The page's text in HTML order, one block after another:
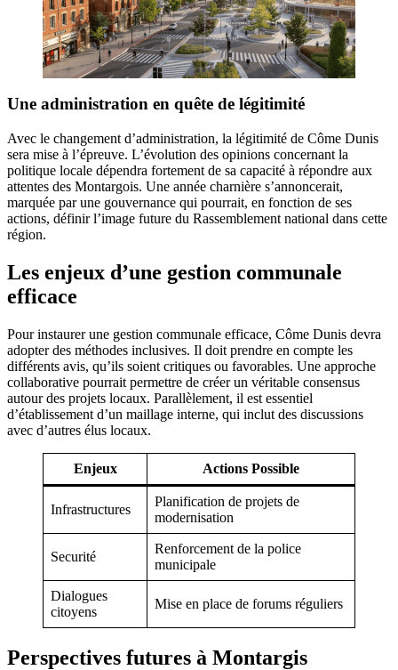
Une administration en quête de légitimité
Avec le changement d’administration, la légitimité de Côme Dunis
sera mise à l’épreuve. L’évolution des opinions concernant la
politique locale dépendra fortement de sa capacité à répondre aux
attentes des Montargois. Une année charnière s’annoncerait,
marquée par une gouvernance qui pourrait, en fonction de ses
actions, définir l’image future du Rassemblement national dans cette
région.
Les enjeux d’une gestion communale
efficace
Pour instaurer une gestion communale efficace, Côme Dunis devra
adopter des méthodes inclusives. Il doit prendre en compte les
différents avis, qu’ils soient critiques ou favorables. Une approche
collaborative pourrait permettre de créer un véritable consensus
autour des projets locaux. Parallèlement, il est essentiel
d’établissement d’un maillage interne, qui inclut des discussions
avec d’autres élus locaux.
Enjeux Actions Possible
Infrastructures
Planification de projets de
modernisation
Securité
Renforcement de la police
municipale
Dialogues
citoyens
Mise en place de forums réguliers
Perspectives futures à Montargis